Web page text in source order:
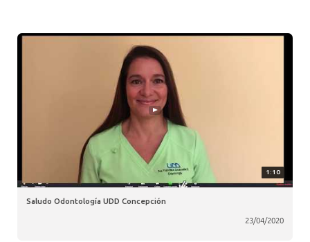
1:10
Saludo Odontología UDD Concepción
23/04/2020